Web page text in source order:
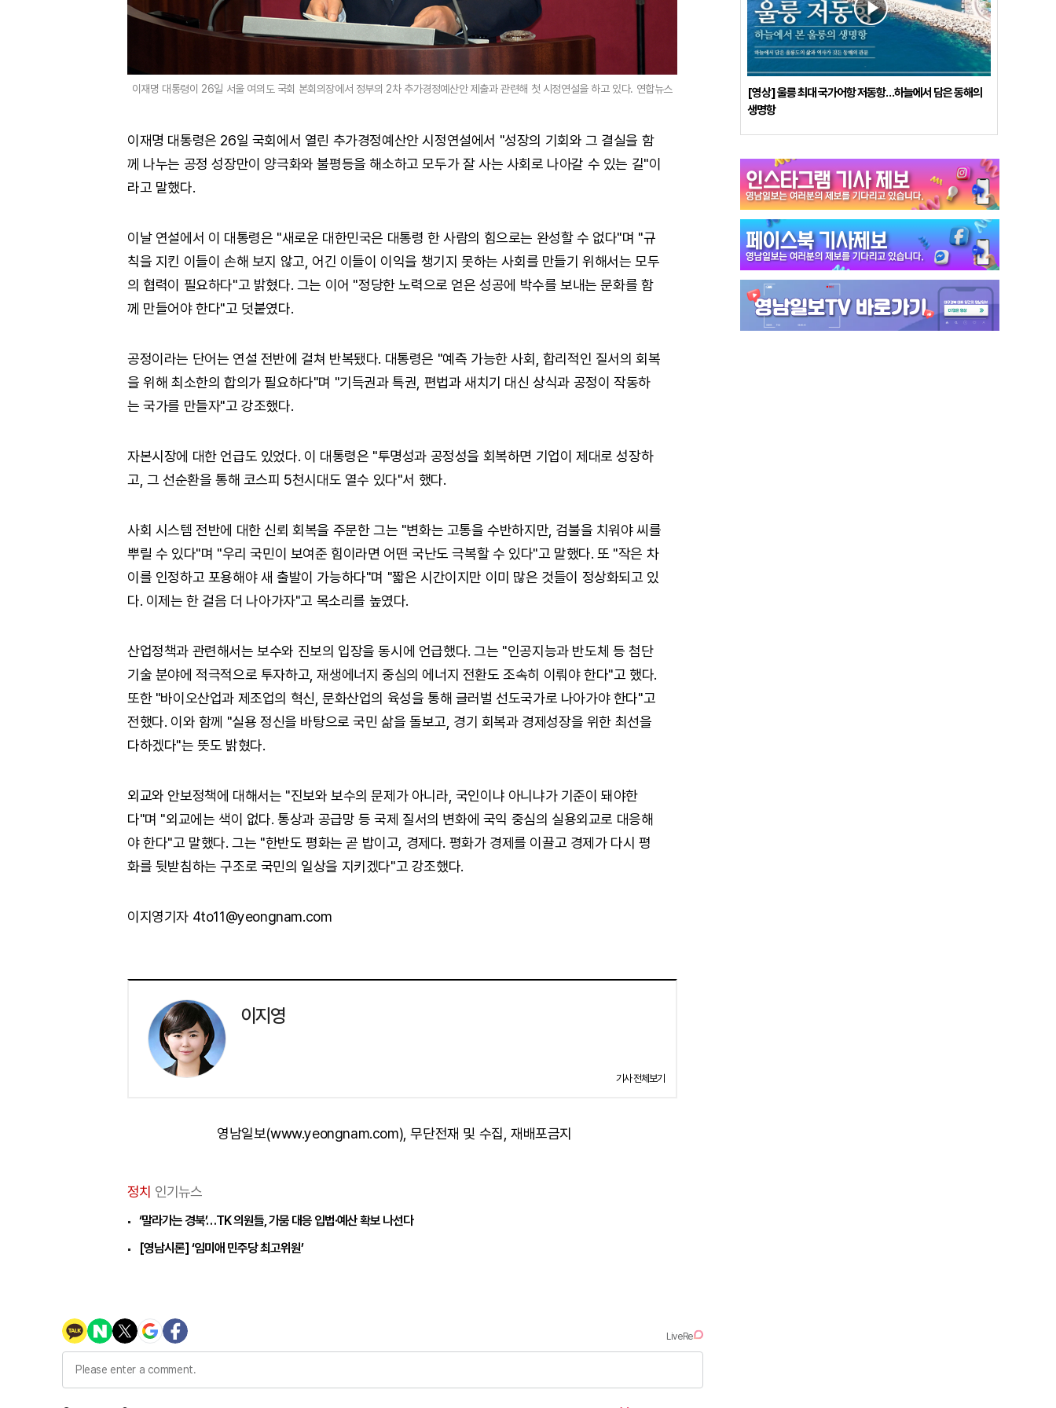
이재명 대통령이 26일 서울 여의도 국회 본회의장에서 정부의 2차 추가경정예산안 제출과 관련해 첫 시정연설을 하고 있다. 연합뉴스
이재명 대통령은 26일 국회에서 열린 추가경정예산안 시정연설에서 "성장의 기회와 그 결실을 함
께 나누는 공정 성장만이 양극화와 불평등을 해소하고 모두가 잘 사는 사회로 나아갈 수 있는 길"이
라고 말했다.
이날 연설에서 이 대통령은 "새로운 대한민국은 대통령 한 사람의 힘으로는 완성할 수 없다"며 "규
칙을 지킨 이들이 손해 보지 않고, 어긴 이들이 이익을 챙기지 못하는 사회를 만들기 위해서는 모두
의 협력이 필요하다"고 밝혔다. 그는 이어 "정당한 노력으로 얻은 성공에 박수를 보내는 문화를 함
께 만들어야 한다"고 덧붙였다.
공정이라는 단어는 연설 전반에 걸쳐 반복됐다. 대통령은 "예측 가능한 사회, 합리적인 질서의 회복
을 위해 최소한의 합의가 필요하다"며 "기득권과 특권, 편법과 새치기 대신 상식과 공정이 작동하
는 국가를 만들자"고 강조했다.
자본시장에 대한 언급도 있었다. 이 대통령은 "투명성과 공정성을 회복하면 기업이 제대로 성장하
고, 그 선순환을 통해 코스피 5천시대도 열수 있다"서 했다.
사회 시스템 전반에 대한 신뢰 회복을 주문한 그는 "변화는 고통을 수반하지만, 검불을 치워야 씨를
뿌릴 수 있다"며 "우리 국민이 보여준 힘이라면 어떤 국난도 극복할 수 있다"고 말했다. 또 "작은 차
이를 인정하고 포용해야 새 출발이 가능하다"며 "짧은 시간이지만 이미 많은 것들이 정상화되고 있
다. 이제는 한 걸음 더 나아가자"고 목소리를 높였다.
산업정책과 관련해서는 보수와 진보의 입장을 동시에 언급했다. 그는 "인공지능과 반도체 등 첨단
기술 분야에 적극적으로 투자하고, 재생에너지 중심의 에너지 전환도 조속히 이뤄야 한다"고 했다.
또한 "바이오산업과 제조업의 혁신, 문화산업의 육성을 통해 글러벌 선도국가로 나아가야 한다"고
전했다. 이와 함께 "실용 정신을 바탕으로 국민 삶을 돌보고, 경기 회복과 경제성장을 위한 최선을
다하겠다"는 뜻도 밝혔다.
외교와 안보정책에 대해서는 "진보와 보수의 문제가 아니라, 국인이냐 아니냐가 기준이 돼야한
다"며 "외교에는 색이 없다. 통상과 공급망 등 국제 질서의 변화에 국익 중심의 실용외교로 대응해
야 한다"고 말했다. 그는 "한반도 평화는 곧 밥이고, 경제다. 평화가 경제를 이끌고 경제가 다시 평
화를 뒷받침하는 구조로 국민의 일상을 지키겠다"고 강조했다.
이지영기자 4to11@yeongnam.com
이지영
기사 전체보기
영남일보(www.yeongnam.com), 무단전재 및 수집, 재배포금지
정치 인기뉴스
‘말라가는 경북’…TK 의원들, 가뭄 대응 입법·예산 확보 나선다
[영남시론] ‘임미애 민주당 최고위원’
[영상] 울릉 최대 국가어항 저동항…하늘에서 담은 동해의
생명항